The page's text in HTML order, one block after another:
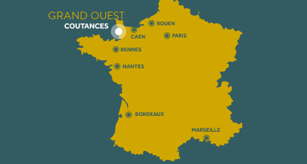
GRAND OUEST